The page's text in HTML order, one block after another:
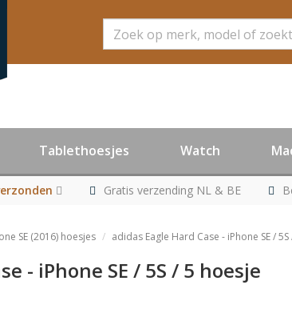
Zoeken
Tablethoesjes Watch
Gratis verzending NL & BE
SE (2016) hoesjes adidas Eagle Hard Case - iPhone SE /
- iPhone SE / 5S / 5 hoesje